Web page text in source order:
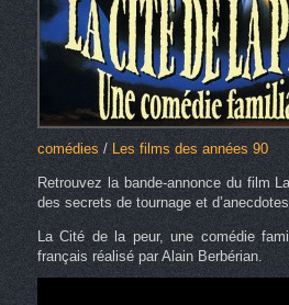
comédies/Les films des années 90
Retrouvez la bande-annonce du film
des secrets de tournage et
La Cité de la peur, une comédie
français réalisé par Alain Berbérian.